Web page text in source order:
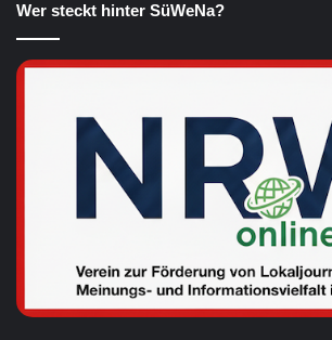
Wer steckt hinter SüWeNa?